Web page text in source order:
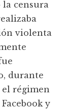
la censura
violenta
durante
el régimen
y